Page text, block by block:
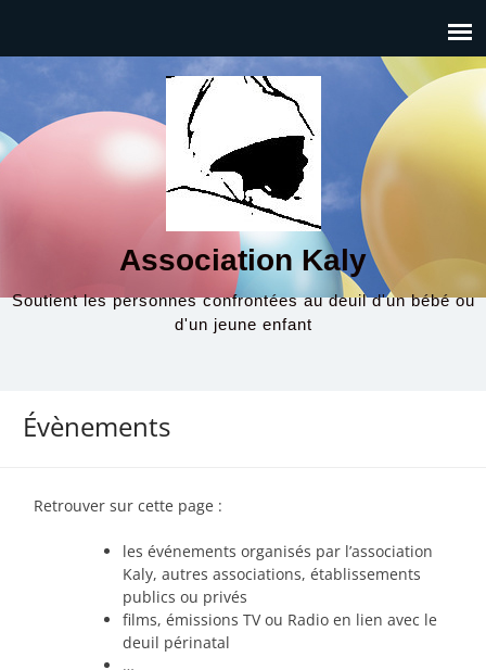
Association Kaly
Soutient les personnes confrontées au deuil d'un bébé ou
d'un jeune enfant
Évènements
Retrouver sur cette page :
les événements organisés par l’association
Kaly, autres associations, établissements
publics ou privés
films, émissions TV ou Radio en lien avec le
deuil périnatal
…